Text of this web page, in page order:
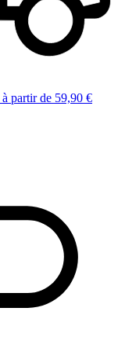
à partir de 59,90 €